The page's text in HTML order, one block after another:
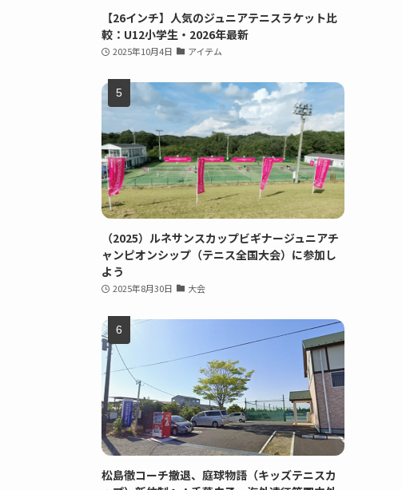
【26インチ】人気のジュニアテニスラケット比
較：U12小学生・2026年最新
2025年10月4日 アイテム
（2025）ルネサンスカップビギナージュニアチ
ャンピオンシップ（テニス全国大会）に参加し
よう
2025年8月30日 大会
松島徹コーチ撤退、庭球物語（キッズテニスカ